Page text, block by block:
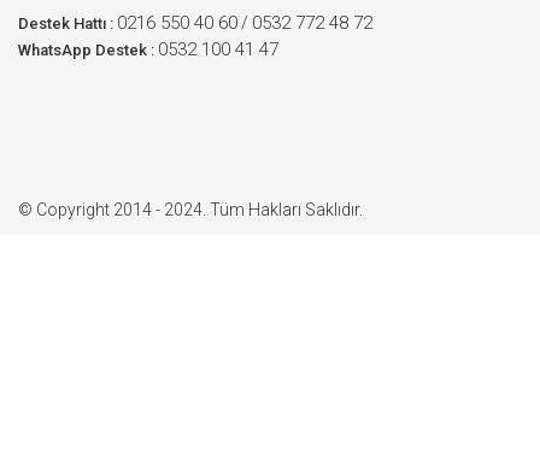
Destek Hattı : 0216 550 40 60 / 0532 772 48 72
WhatsApp Destek : 0532 100 41 47
© Copyright 2014 - 2024. Tüm Hakları Saklıdır.